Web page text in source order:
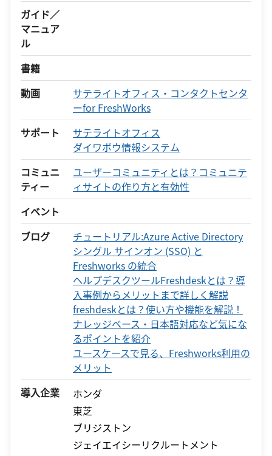
ガイド／
マニュア
ル
書籍
動画
サテライトオフィス・コンタクトセンタ
ーfor FreshWorks
サポート
サテライトオフィス
ダイワボウ情報システム
コミュニ
ティー
ユーザーコミュニティとは？コミュニテ
ィサイトの作り方と有効性
イベント
ブログ
チュートリアル:Azure Active Directory
シングル サインオン (SSO) と
Freshworks の統合
ヘルプデスクツールFreshdeskとは？導
入事例からメリットまで詳しく解説
freshdeskとは？使い方や機能を解説！
ナレッジベース・日本語対応など気にな
るポイントを紹介
ユースケースで見る、Freshworks利用の
メリット
導入企業
ホンダ
東芝
ブリジストン
ジェイエイシーリクルートメント